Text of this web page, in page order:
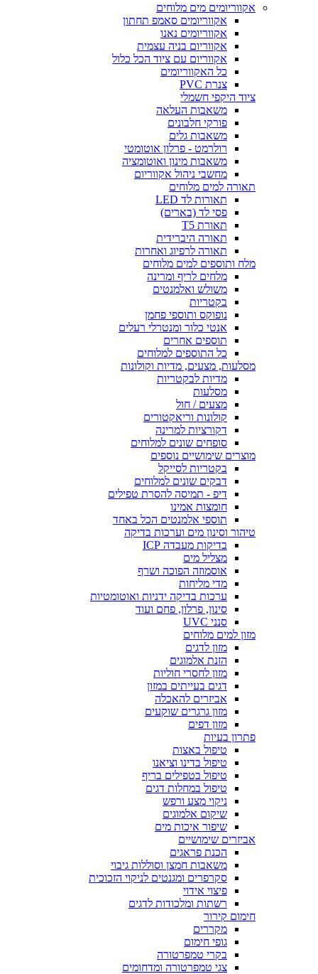
אקווריומים מים מלוחים
אקווריומים סאמפ תחתון
אקווריומים נאנו
אקווריום בניה עצמית
אקווריום עם ציוד הכל כלול
כל האקווריומים
צנרת PVC
ציוד היקפי חשמלי
משאבות העלאה
פורקי חלבונים
משאבות גלים
רולרמט - פרלון אוטומטי
משאבות מינון ואוטומציה
מחשבי ניהול אקווריום
תאורה למים מלוחים
תאורות לד LED
פסי לד (בארים)
תאורת T5
תאורה היברידית
תאורה לרפיוג ואחרות
מלח ותוספים למים מלוחים
מלחים לריף ומרינה
משולש ואלמנטים
בקטריות
נופוקס ותוספי פחמן
אנטי כלור ומנטרלי רעלים
תוספים אחרים
כל התוספים למלוחים
מסלעות, מצעים, מדיות וקולונות
מדיות לבקטריות
מסלעות
מצעים / חול
קולונות וריאקטורים
דקורציות למרינה
סופחים שונים למלוחים
מוצרים שימושיים נוספים
בקטריות לסייקל
דבקים שונים למלוחים
דיפ - תמיסה להסרת טפילים
חומצות אמינו
תוספי אלמנטים הכל באחד
טיהור וסינון מים וערכות בדיקה
בדיקות מעבדה ICP
מצליל מים
אוסמוזה הפוכה ושרף
מדי מליחות
ערכות בדיקה ידניות ואוטומטיות
סינון, פרלון, פחם ועוד
סנני UVC
מזון למים מלוחים
מזון לדגים
הזנת אלמוגים
מזון לחסרי חוליות
דגים בעייתים במזון
אביזרים להאכלה
מזון גרגרים שוקעים
מזון דפים
פתרון בעיות
טיפול באצות
טיפול בדינו וציאנו
טיפול בטפילים בריף
טיפול במחלות דגים
ניקוי מצע ורפש
שיקום אלמוגים
שיפור איכות מים
אביזרים שימושיים
הכנת פראגים
משאבות חמצן וסוללות גיבוי
סקרפרים ומגנטים לניקוי הזכוכית
פיצוי אידוי
רשתות ומלכודות לדגים
חימום קירור
מקררים
גופי חימום
בקרי טמפרטורה
צגי טמפרטורה ומדחומים